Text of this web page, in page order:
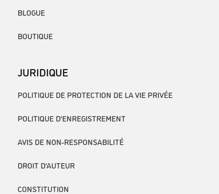
BLOGUE
BOUTIQUE
JURIDIQUE
POLITIQUE DE PROTECTION DE LA VIE PRIVÉE
POLITIQUE D’ENREGISTREMENT
AVIS DE NON-RESPONSABILITÉ
DROIT D’AUTEUR
CONSTITUTION